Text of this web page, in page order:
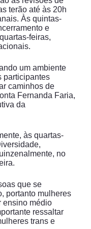
terão até às 20h
Às quintas-
e
feiras,
um ambiente
participantes
caminhos de
Fernanda Faria,
da
às quartas-
no
que se
portanto mulheres
ensino médio
ressaltar
trans e